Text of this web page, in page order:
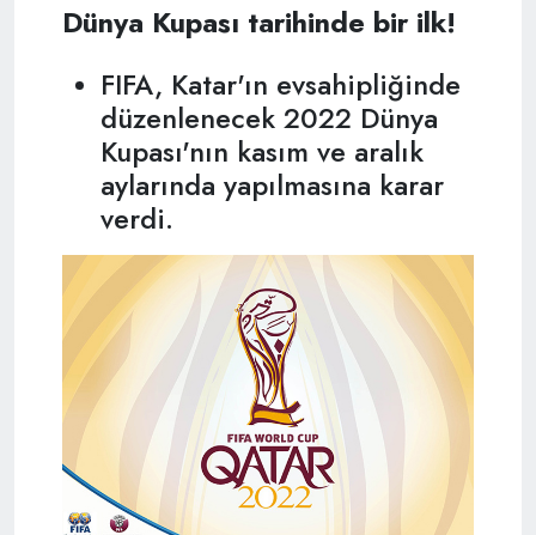
Dünya Kupası tarihinde bir ilk!
FIFA, Katar'ın evsahipliğinde
düzenlenecek 2022 Dünya
Kupası'nın kasım ve aralık
aylarında yapılmasına karar
verdi.